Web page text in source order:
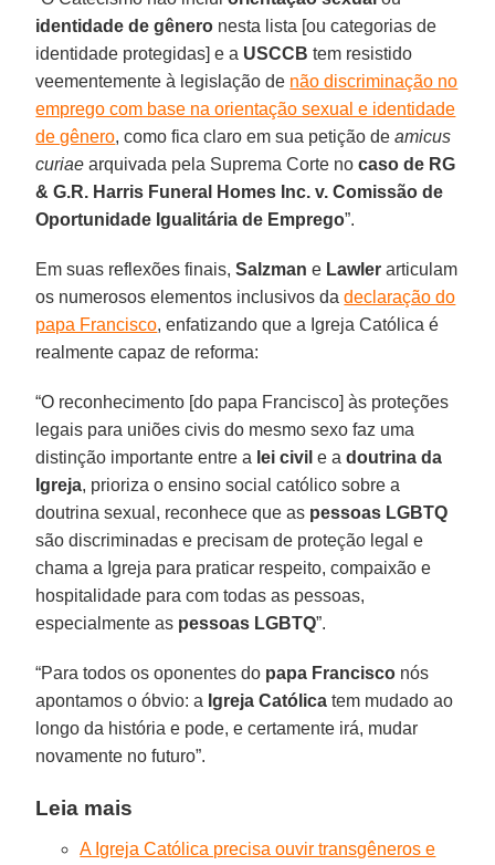
identidade de gênero nesta lista [ou categorias de
identidade protegidas] e a USCCB tem resistido
veementemente à legislação de não discriminação no
emprego com base na orientação sexual e identidade
de gênero, como fica claro em sua petição deamicus
curiae arquivada pela Suprema Corte nocaso de RG
& G.R. Harris Funeral Homes Inc. v. Comissão de
Oportunidade Igualitária de Emprego”.
Em suas reflexões finais,Salzman e Lawler articulam
os numerosos elementos inclusivos dadeclaração do
papa Francisco, enfatizando que a Igreja Católica é
realmente capaz de reforma:
“O reconhecimento [do papa Francisco] às proteções
legais para uniões civis do mesmo sexo faz uma
distinção importante entre a lei civil e adoutrina da
Igreja, prioriza o ensino social católico sobre a
doutrina sexual, reconhece que as pessoas LGBTQ
são discriminadas e precisam de proteção legal e
chama a Igreja para praticar respeito, compaixão e
hospitalidade para com todas as pessoas,
especialmente as pessoas LGBTQ”.
“Para todos os oponentes do papa Francisco nós
apontamos o óbvio: a Igreja Católica tem mudado ao
longo da história e pode, e certamente irá, mudar
novamente no futuro”.
Leia mais
A Igreja Católica precisa ouvir transgêneros e